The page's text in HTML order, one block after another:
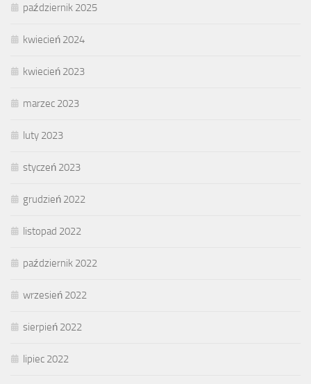
październik 2025
kwiecień 2024
kwiecień 2023
marzec 2023
luty 2023
styczeń 2023
grudzień 2022
listopad 2022
październik 2022
wrzesień 2022
sierpień 2022
lipiec 2022